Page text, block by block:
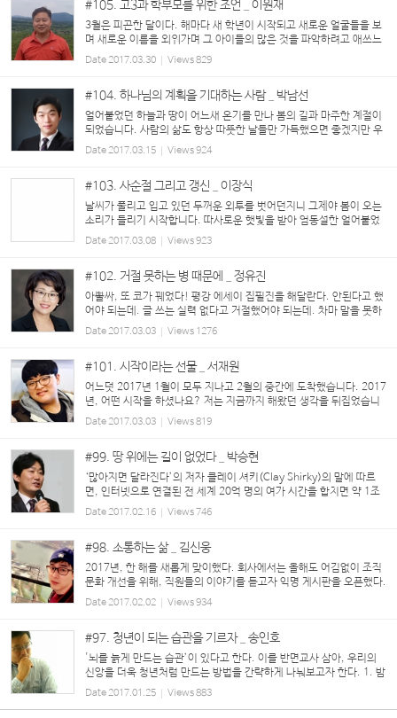
#105. 고3과 학부모를 위한 조언 _ 이원재
3월은 피곤한 달이다. 해마다 새 학년이 시작되고 새로운 얼굴들을 보
며 새로운 이름을 외워가며 그 아이들의 많은 것을 파악하려고 애쓰느
라 시간에 쫓긴다. 보름이 지나도록 이름이 낯선 아이들, 그 티라도 내
면 마음에 상처 입을까봐 수시로 사진을 ...
Date2017.03.30 Views829
#104. 하나님의 계획을 기대하는 사람 _ 박남선
얼어붙었던 하늘과 땅이 어느새 온기를 만나 봄의 길과 마주한 계절이
되었습니다. 사람의 삶도 항상 따뜻한 날들만 가득했으면 좋겠지만 우
리는 하루에도 혹한의 겨울을, 서늘한 가을을 또 뜨거운 여름과 온화한
봄을 느끼곤 합니다. 통상 우리...
Date2017.03.15 Views924
#103. 사순절 그리고 갱신 _ 이장식
날씨가 풀리고 입고 있던 두꺼운 외투를 벗어던지니 그제야 봄이 오는
소리가 들리기 시작합니다. 따사로운 햇빛을 받아 엄동설한 얼어붙었
던 대지는 녹고 마음도 녹아내리는 것 같이 열린 마음을 갖게 됩니다.
모든 만물이 눈을 뜨고 기...
Date2017.03.08 Views923
#102. 거절 못하는 병 때문에 _ 정유진
아뿔싸, 또 코가 꿰었다! 평강 에세이 집필진을 해달란다. 안된다고 했
어야 되는데. 글 쓰는 실력 없다고 거절했어야 되는데. 차마 말을 못하
고 그냥 수락해버렸다. 매번 원고 마감일에 임박해서 안 되는 글 쓰느
라 머리카락 쥐어뜯으며 속으로 끙끙 앓다가 ...
Date2017.03.03 Views 1276
#101. 시작이라는 선물 _ 서재원
어느덧 2017년 1월이 모두 지나고 2월의 중간에 도착했습니다. 2017
년, 어떤 시작을 하셨나요? 저는 지금까지 해왔던 생각을 뒤집었습니
다. 어느덧 20대가 되어 처음 보낸 지난 2016년, 그 모든 아쉬움을 뒤
로하고 새로운 도전을 하려 합니다. 돌아보니 2016...
Date2017.03.03 Views819
#99. 땅 위에는 길이 없었다 _ 박승현
‘많아지면 달라진다’의 저자 클레이 셔키(Clay Shirky)의 말에 따르
면, 인터넷으로 연결된 전 세계 20억 명의 여가 시간을 합치면 약 1조
시간에 달한다고 한다. 예전에는 이 시간의 대부분을 TV를 시청하는데
낭비하였지만, 인터넷과 S...
Date2017.02.16 Views 746
#98. 소통하는 삶 _ 김신웅
2017년, 한 해를 새롭게 맞이했다. 회사에서는 올해도 어김없이 조직
문화 개선을 위해, 직원들의 이야기를 듣고자 익명 게시판을 오픈했다.
한두 사람 용기 내서 말을 꺼내 놓더니, 이제는 제법 탄력이 붙어 거침
이 없다. 내용을 읽어보니, 올해는...
Date2017.02.02 Views934
#97. 청년이 되는 습관을 기르자 _ 송인호
'뇌를 늙게 만드는 습관’이 있다고 한다. 이를 반면교사 삼아, 우리의
신앙을 더욱 청년처럼 만드는 방법을 간략하게 나눠보고자 한다. 1. 밤
9시 이후 식사하는 습관 – 잠잠히 기도하며 내일을 준비하자. 2. 험담
하는 것 - 욕설이나 ...
Date2017.01.25 Views883